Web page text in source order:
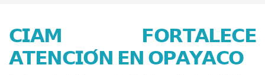
𝗖𝗜𝗔𝗠 𝗙𝗢𝗥𝗧𝗔𝗟𝗘𝗖𝗘
𝗔𝗧𝗘𝗡𝗖𝗜𝗢́𝗡 𝗘𝗡 𝗢𝗣𝗔𝗬𝗔𝗖𝗢